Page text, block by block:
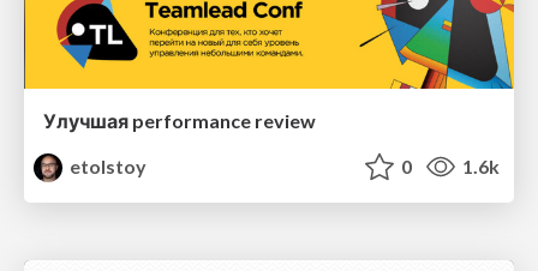
Улучшая performance review
etolstoy
0 1.6k